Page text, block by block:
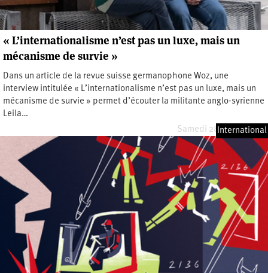
« L’internationalisme n’est pas un luxe, mais un
mécanisme de survie »
Dans un article de la revue suisse germanophone Woz, une
interview intitulée « L’internationalisme n’est pas un luxe, mais un
mécanisme de survie » permet d’écouter la militante anglo-syrienne
Leila…
Samedi 28 février 2026
International